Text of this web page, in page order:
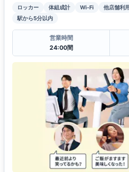
ロッカー 体組成計 Wi-Fi 他店舗利用
駅から5分以内
営業時間
24:00間